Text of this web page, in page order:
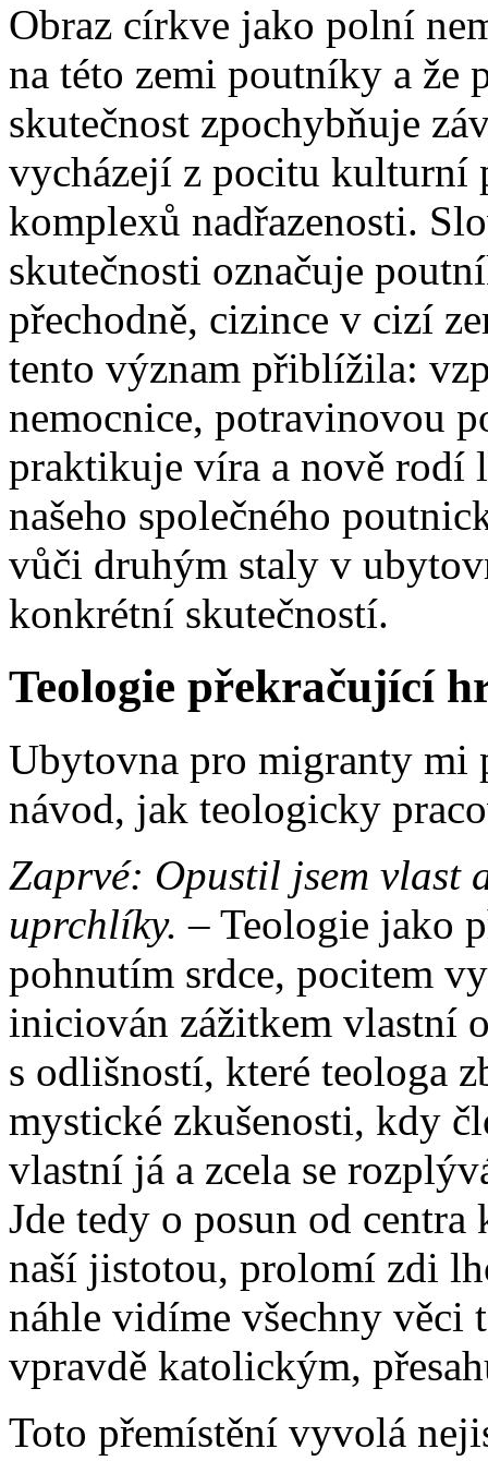
Obraz církve jako polní
na této zemi poutníky a že
skutečnost zpochybňuje
vycházejí z pocitu kulturní
komplexů nadřazenosti.
skutečnosti označuje
přechodně, cizince v cizí
tento význam přiblížila:
nemocnice, potravinovou
praktikuje víra a nově rodí
našeho společného
vůči druhým staly v
konkrétní skutečností.
Teologie překračující
Ubytovna pro migranty mi
návod, jak teologicky
Zaprvé: Opustil jsem vlast
uprchlíky. – Teologie jako
pohnutím srdce, pocitem
iniciován zážitkem vlastní
s odlišností, které teologa
mystické zkušenosti, kdy
vlastní já a zcela se
Jde tedy o posun od
naší jistotou, prolomí zdi
náhle vidíme všechny
vpravdě katolickým,
Toto přemístění vyvolá